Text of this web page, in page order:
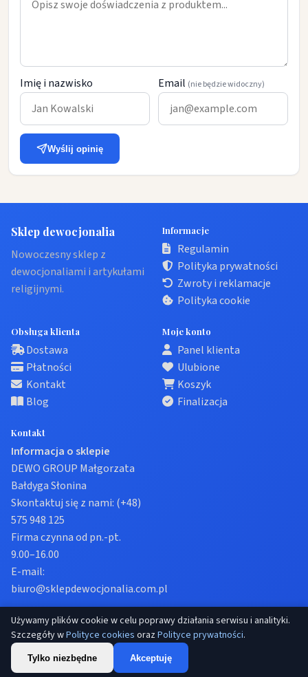
Imię i nazwisko Email (nie będzie widoczny)
Wyślij opinię
Sklep dewocjonalia
Nowoczesny sklep z
dewocjonaliami i artykułami
religijnymi.
Informacje
Regulamin
Polityka prywatności
Zwroty i reklamacje
Polityka cookie
Obsługa klienta
Dostawa
Płatności
Kontakt
Blog
Moje konto
Panel klienta
Ulubione
Koszyk
Finalizacja
Kontakt
Informacja o sklepie
DEWO GROUP Małgorzata
Bałdyga Słonina
Skontaktuj się z nami: (+48)
575 948 125
Firma czynna od pn.-pt.
9.00–16.00
E-mail:
biuro@sklepdewocjonalia.com.pl
© 2026 Sklep dewocjonalia. Wszelkie prawa zastrzeżone.
Prywatność
Regulamin Ustawienia cookies
Używamy plików cookie w celu poprawy działania serwisu i analityki.
Szczegóły wPolityce cookies orazPolityce prywatności.
Tylko niezbędne Akceptuję